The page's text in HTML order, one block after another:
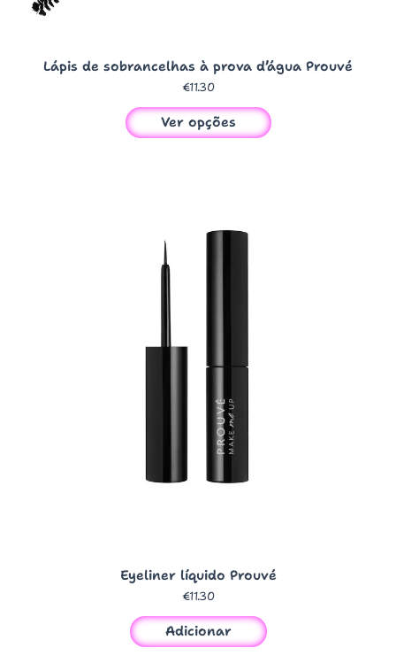
Lápis de sobrancelhas à prova d’água Prouvé
€11.30
Ver opções
Eyeliner líquido Prouvé
€11.30
Adicionar